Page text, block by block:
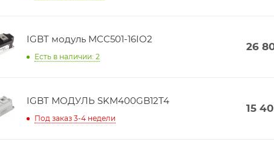
IGBT модуль MCC501-16IO2
Есть в наличии: 2
26
IGBT МОДУЛЬ SKM400GB12T4
Под заказ 3-4 недели
15